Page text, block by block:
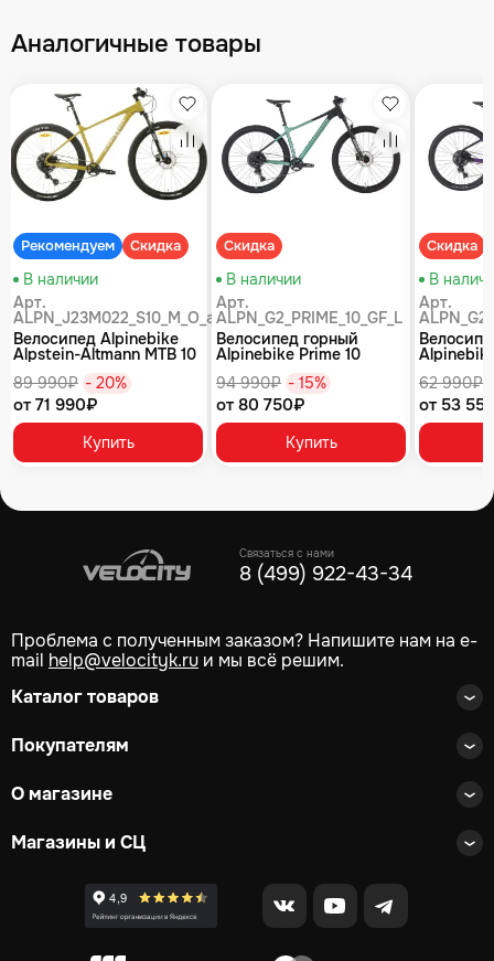
Аналогичные товары
Рекомендуем Скидка
Избранное
Сравнение
В наличии
Арт.
ALPN_J23M022_S10_M_O_air
Велосипед Alpinebike
Alpstein-Altmann MTB 10
89 990₽ - 20%
от 71 990₽
Купить
Скидка
Избранное
Сравнение
В наличии
Арт.
ALPN_G2_PRIME_10_GF_L
Велосипед горный
Alpinebike Prime 10
94 990₽ - 15%
от 80 750₽
Купить
Скидка
В
Арт.
62 990₽
от 53
Связаться с нами
8 (499) 922-43-34
Проблема с полученным заказом? Напишите нам на e-
mail help@velocityk.ru и мы всё решим.
Каталог товаров
Покупателям
О магазине
Магазины и СЦ